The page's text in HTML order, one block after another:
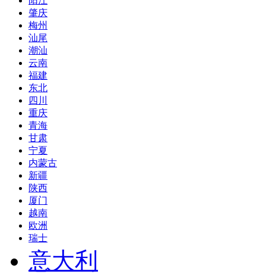
肇庆
梅州
汕尾
潮汕
云南
福建
东北
四川
重庆
青海
甘肃
宁夏
内蒙古
新疆
陕西
厦门
越南
欧洲
瑞士
意大利